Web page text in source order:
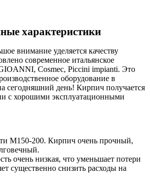
характеристики
внимание уделяется качеству
современное итальянское
Cosmec, Piccini impianti. Это
оборудование в
сегодняшний день! Кирпич получается
с хорошими эксплуатационными
М150-200. Кирпич очень прочный,
очень низкая, что уменьшает потери
существенно снизить расходы на